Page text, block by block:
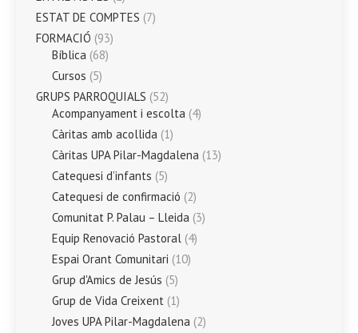
ESTAT DE COMPTES (7)
FORMACIÓ (93)
Bíblica (68)
Cursos (5)
GRUPS PARROQUIALS (52)
Acompanyament i escolta (4)
Càritas amb acollida (1)
Càritas UPA Pilar-Magdalena (13)
Catequesi d’infants (5)
Catequesi de confirmació (2)
Comunitat P. Palau – Lleida (3)
Equip Renovació Pastoral (4)
Espai Orant Comunitari (10)
Grup d'Amics de Jesús (5)
Grup de Vida Creixent (1)
Joves UPA Pilar-Magdalena (2)